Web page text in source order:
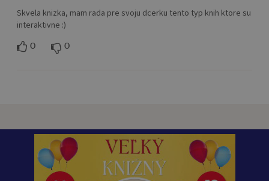
Skvela knizka, mam rada pre svoju dcerku tento typ knih ktore su
interaktivne :)
0 0